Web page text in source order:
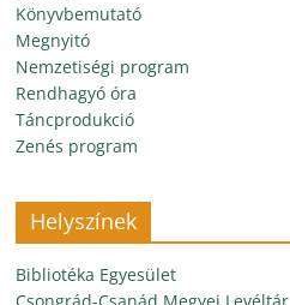
Könyvbemutató
Megnyitó
Nemzetiségi program
Rendhagyó óra
Táncprodukció
Zenés program
Helyszínek
Bibliotéka Egyesület